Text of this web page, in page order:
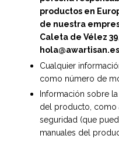
productos en
de nuestra
Caleta de Vélez
hola@awartisan.es
Cualquier
como número de
Información sobre
del producto, como
seguridad (que
manuales del